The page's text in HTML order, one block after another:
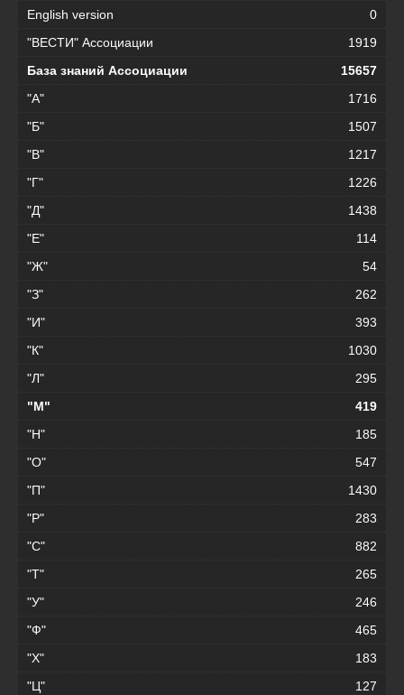
English version
0
"ВЕСТИ" Ассоциации
1919
База знаний Ассоциации
15657
"А"
1716
"Б"
1507
"В"
1217
"Г"
1226
"Д"
1438
"Е"
114
"Ж"
54
"З"
262
"И"
393
"К"
1030
"Л"
295
"М"
419
"Н"
185
"О"
547
"П"
1430
"Р"
283
"С"
882
"Т"
265
"У"
246
"Ф"
465
"Х"
183
"Ц"
127